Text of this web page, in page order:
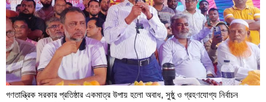
গণতান্ত্রিক সরকার প্রতিষ্ঠার একমাত্র উপায় হলো অবাধ, সুষ্ঠু ও গ্রহণযোগ্য নির্বাচন